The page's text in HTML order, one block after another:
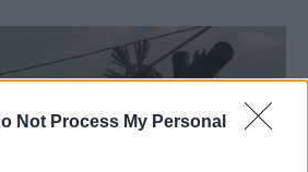
Not Process My Personal